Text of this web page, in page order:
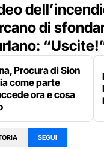
di
Procura di Sion
come parte
ora e cosa
SEGUI